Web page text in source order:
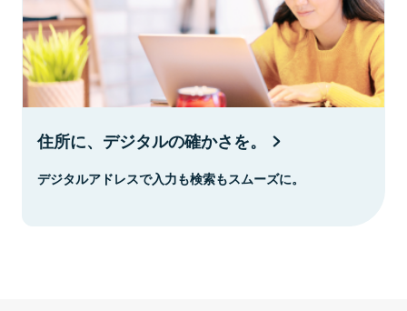
住所に、デジタルの確かさを。
デジタルアドレスで入力も検索もスムーズに。